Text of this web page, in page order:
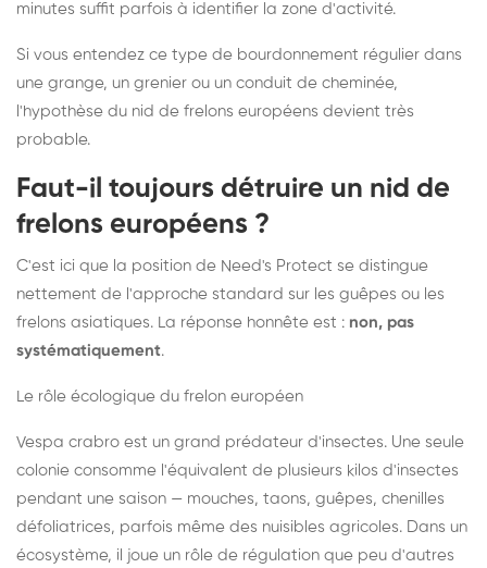
minutes suffit parfois à identifier la zone d'activité.
Si vous entendez ce type de bourdonnement régulier dans
une grange, un grenier ou un conduit de cheminée,
l'hypothèse du nid de frelons européens devient très
probable.
Faut-il toujours détruire un nid de
frelons européens ?
C'est ici que la position de Need's Protect se distingue
nettement de l'approche standard sur les guêpes ou les
frelons asiatiques. La réponse honnête est : non, pas
systématiquement.
Le rôle écologique du frelon européen
Vespa crabro est un grand prédateur d'insectes. Une seule
colonie consomme l'équivalent de plusieurs kilos d'insectes
pendant une saison — mouches, taons, guêpes, chenilles
défoliatrices, parfois même des nuisibles agricoles. Dans un
écosystème, il joue un rôle de régulation que peu d'autres